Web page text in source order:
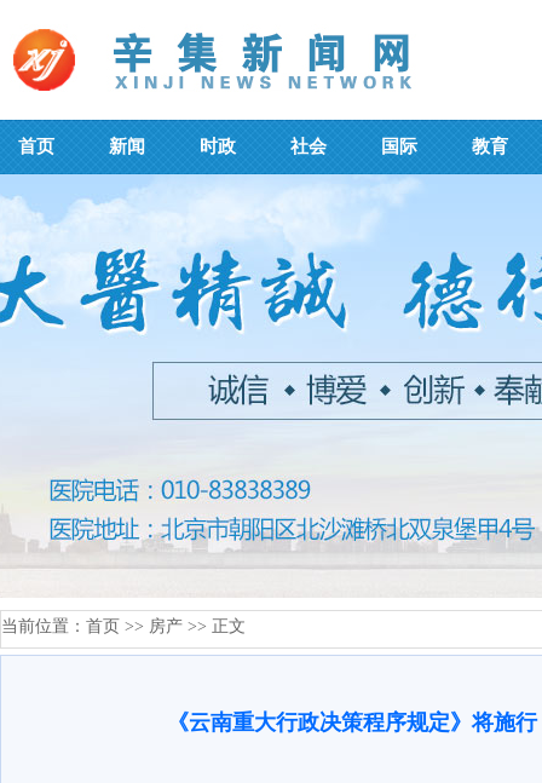
首页 新闻 时政 社会 国际 教育
当前位置： 首页 >> 房产 >> 正文
《云南重大行政决策程序规定》将施